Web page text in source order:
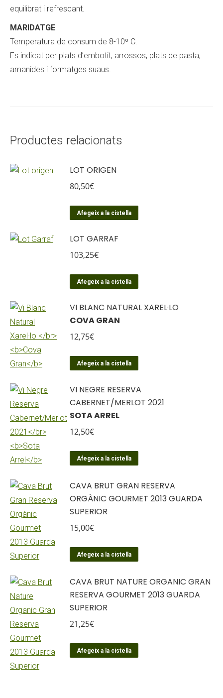
equilibrat i refrescant.
MARIDATGE
Temperatura de consum de 8-10º C.
Es indicat per plats d’embotit, arrossos, plats de pasta,
amanides i formatges suaus.
Productes relacionats
LOT ORIGEN
80,50€
Afegeix a la cistella
LOT GARRAF
103,25€
Afegeix a la cistella
VI BLANC NATURAL XAREL·LO
COVA GRAN
12,75€
Afegeix a la cistella
VI NEGRE RESERVA
CABERNET/MERLOT 2021
SOTA ARREL
12,50€
Afegeix a la cistella
CAVA BRUT GRAN RESERVA
ORGÀNIC GOURMET 2013 GUARDA
SUPERIOR
15,00€
Afegeix a la cistella
CAVA BRUT NATURE ORGANIC GRAN
RESERVA GOURMET 2013 GUARDA
SUPERIOR
21,25€
Afegeix a la cistella